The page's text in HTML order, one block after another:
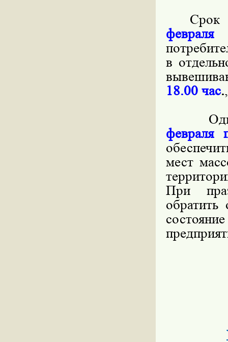
Срок
февраля
в
18.00 час.
февраля
мест
При
обратить